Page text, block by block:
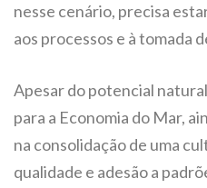
nesse cenário, precisa
aos processos e à tomada
Apesar do potencial
para a Economia do Mar,
na consolidação de uma
qualidade e adesão a